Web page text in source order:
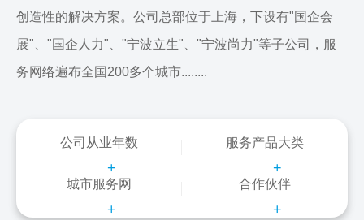
创造性的解决方案。公司总部位于上海，下设有"国企会
展"、"国企人力"、"宁波立生"、"宁波尚力"等子公司，服
务网络遍布全国200多个城市........
公司从业年数
+
服务产品大类
+
城市服务网
+
合作伙伴
+